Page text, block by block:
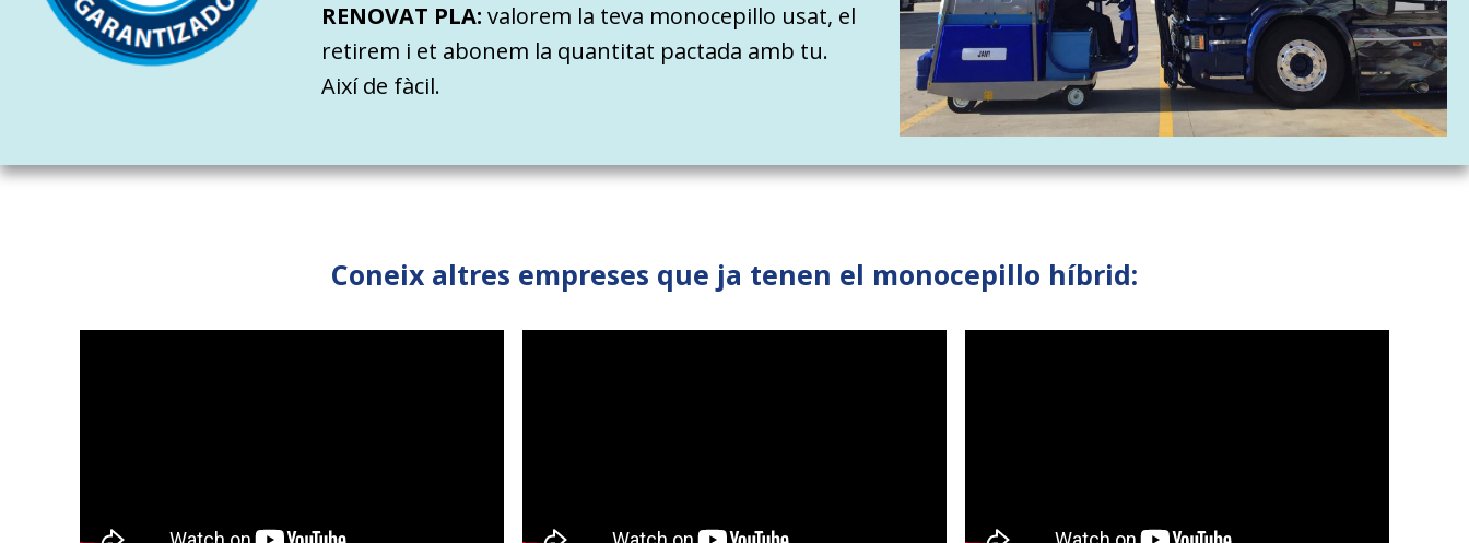
RENOVAT PLA:valorem la teva monocepillo usat, el
retirem i et abonem la quantitat pactada amb tu.
Així de fàcil.
Coneix altres empreses que ja tenen el monocepillo híbrid: